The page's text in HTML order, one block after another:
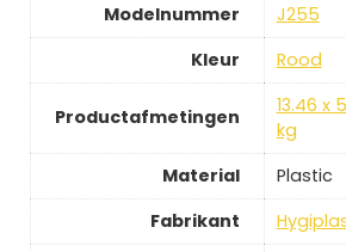
Modelnummer
J255
Kleur
Rood
Productafmetingen
13.46 x
kg
Material
Plastic
Fabrikant